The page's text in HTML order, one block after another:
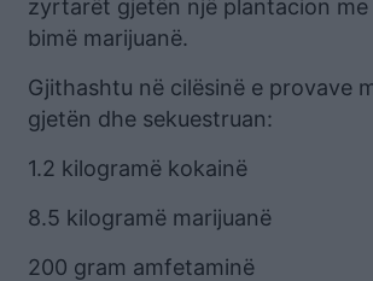
zyrtarët gjetën një plantacion me
bimë marijuanë.
Gjithashtu në cilësinë e provave
gjetën dhe sekuestruan:
1.2 kilogramë kokainë
8.5 kilogramë marijuanë
200 gram amfetaminë